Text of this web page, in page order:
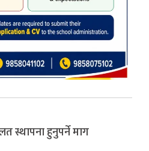
स्थापना हुनुपर्ने माग